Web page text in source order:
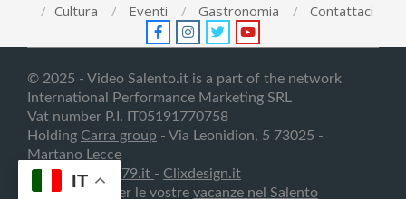
Cultura
Eventi Gastronomia Contattaci
© 2025 - Video Salento.it is a part of the network
International Performance Marketing SRL
Vat number P.I. IT05191770758
Holding Carra group - Via Leonidion, 5 73025 -
Martano Lecce
Creativedesign79.it - Clixdesign.it
Contattateci per le vostre vacanze nel Salento
IT